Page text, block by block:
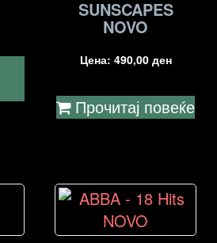
SUNSCAPES
NOVO
Цена: 490,00 ден
Прочитај повеќе